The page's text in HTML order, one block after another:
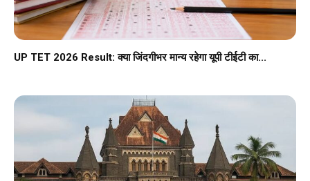
UP TET 2026 Result: क्या जिंदगीभर मान्य रहेगा यूपी टीईटी का...